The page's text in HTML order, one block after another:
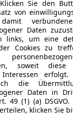
Sie den
von
Daten
links, um eine
Cookies zu
soweit
erfolgt.
die
Daten in
49 (1) (a)
erteilen, klicken Sie